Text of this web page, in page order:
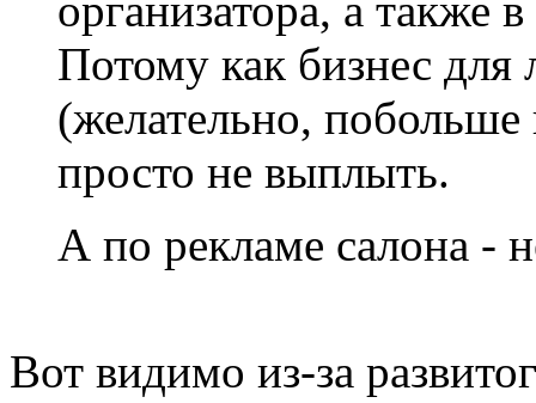
Потому как бизнес для
(желательно,
просто не выплыть.
А по рекламе салона -
Вот видимо из-за